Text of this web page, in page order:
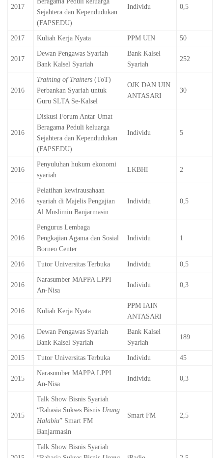
2017
Sejahtera dan Kependudukan
(FAPSEDU)
Individu 0,5
2017 Kuliah Kerja Nyata PPM UIN 50
2017
Dewan Pengawas Syariah
Bank Kalsel Syariah
Bank Kalsel
Syariah
252
2016
Training of Trainers (ToT)
Perbankan Syariah untuk
Guru SLTA Se-Kalsel
OJK DAN UIN
ANTASARI
30
2016
Diskusi Forum Antar Umat
Beragama Peduli keluarga
Sejahtera dan Kependudukan
(FAPSEDU)
Individu 5
2016
Penyuluhan hukum ekonomi
syariah
LKBHI 2
2016
Pelatihan kewirausahaan
syariah di Majelis Pengajian
Al Muslimin Banjarmasin
Individu 0,5
2016
Pengurus Lembaga
Pengkajian Agama dan Sosial
Borneo Center
Individu 1
2016 Tutor Universitas Terbuka Individu 0,5
2016
Narasumber MAPPA LPPI
An-Nisa
Individu 0,3
2016 Kuliah Kerja Nyata
PPM IAIN
ANTASARI
2016
Dewan Pengawas Syariah
Bank Kalsel Syariah
Bank Kalsel
Syariah
189
2015 Tutor Universitas Terbuka Individu 45
2015
Narasumber MAPPA LPPI
An-Nisa
Individu 0,3
2015
Talk Show Bisnis Syariah
“Rahasia Sukses Bisnis Urang
Halabiu” Smart FM
Banjarmasin
Smart FM 2,5
Talk Show Bisnis Syariah